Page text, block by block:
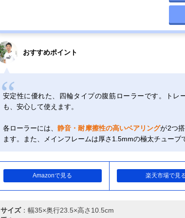
おすすめポイント
安定性に優れた、四輪タイプの腹筋ローラーです。トレ
も、安心して使えます。
各ローラーには、静音・耐摩擦性の高いベアリングが2つ
ます。また、メインフレームは厚さ1.5mmの極太チューブ
Amazonで見る 楽天市場で見
サイズ：幅35×奥行23.5×高さ10.5cm